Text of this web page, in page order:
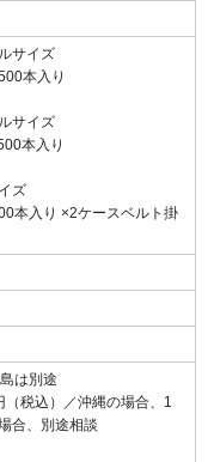
サイズ
本入り
サイズ
本入り
ズ
本入り ×2ケースベルト掛
は別途
税込）／沖縄の場合、1
合、別途相談